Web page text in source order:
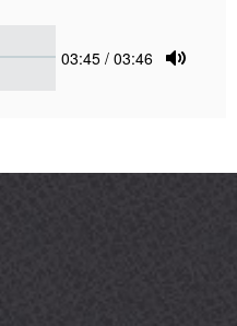
Current
03:45 / 03:46